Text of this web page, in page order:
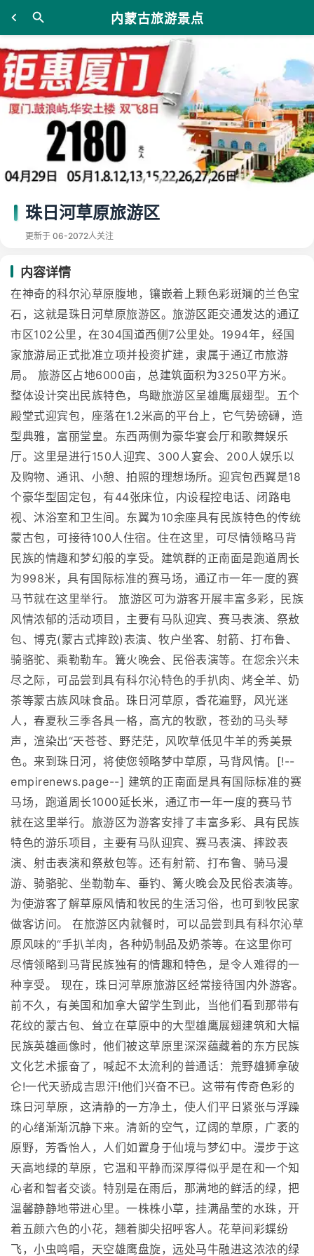
内蒙古旅游景点
珠日河草原旅游区
更新于 06-2072人关注
内容详情
在神奇的科尔沁草原腹地，镶嵌着上颗色彩斑斓的兰色宝
石，这就是珠日河草原旅游区。旅游区距交通发达的通辽
市区102公里，在304国道西侧7公里处。1994年，经国
家旅游局正式批准立项并投资扩建，隶属于通辽市旅游
局。 旅游区占地6000亩，总建筑面积为3250平方米。
整体设计突出民族特色，鸟瞰旅游区呈雄鹰展翅型。五个
殿堂式迎宾包，座落在1.2米高的平台上，它气势磅礴，造
型典雅，富丽堂皇。东西两侧为豪华宴会厅和歌舞娱乐
厅。这里是进行150人迎宾、300人宴会、200人娱乐以
及购物、通讯、小憩、拍照的理想场所。迎宾包西翼是18
个豪华型固定包，有44张床位，内设程控电话、闭路电
视、沐浴室和卫生间。东翼为10余座具有民族特色的传统
蒙古包，可接待100人住宿。住在这里，可尽情领略马背
民族的情趣和梦幻般的享受。建筑群的正南面是跑道周长
为998米，具有国际标准的赛马场，通辽市一年一度的赛
马节就在这里举行。 旅游区可为游客开展丰富多彩，民族
风情浓郁的活动项目，主要有马队迎宾、赛马表演、祭敖
包、博克(蒙古式摔跤)表演、牧户坐客、射箭、打布鲁、
骑骆驼、乘勒勒车。篝火晚会、民俗表演等。在您余兴未
尽之际，可品尝到具有科尔沁特色的手扒肉、烤全羊、奶
茶等蒙古族风味食品。珠日河草原，香花遍野，风光迷
人，春夏秋三季各具一格，高亢的牧歌，苍劲的马头琴
声，渲染出“天苍苍、野茫茫，风吹草低见牛羊的秀美景
色。来到珠日河，将使您领略梦中草原，马背风情。[!--
empirenews.page--] 建筑的正南面是具有国际标准的赛
马场，跑道周长1000延长米，通辽市一年一度的赛马节
就在这里举行。旅游区为游客安排了丰富多彩、具有民族
特色的游乐项目，主要有马队迎宾、赛马表演、摔跤表
演、射击表演和祭敖包等。还有射箭、打布鲁、骑马漫
游、骑骆驼、坐勒勒车、垂钓、篝火晚会及民俗表演等。
为使游客了解草原风情和牧民的生活习俗，也可到牧民家
做客访问。 在旅游区内就餐时，可以品尝到具有科尔沁草
原风味的“手扒羊肉，各种奶制品及奶茶等。在这里你可
尽情领略到马背民族独有的情趣和特色，是令人难得的一
种享受。 现在，珠日河草原旅游区经常接待国内外游客。
前不久，有美国和加拿大留学生到此，当他们看到那带有
花纹的蒙古包、耸立在草原中的大型雄鹰展翅建筑和大幅
民族英雄画像时，他们被这草原里深深蕴藏着的东方民族
文化艺术振奋了，喊起不太流利的普通话：荒野雄狮拿破
仑!一代天骄成吉思汗!他们兴奋不已。这带有传奇色彩的
珠日河草原，这清静的一方净土，使人们平日紧张与浮躁
的心绪渐渐沉静下来。清新的空气，辽阔的草原，广袤的
原野，芳香怡人，人们如置身于仙境与梦幻中。漫步于这
天高地绿的草原，它温和平静而深厚得似乎是在和一个知
心者和智者交谈。特别是在雨后，那满地的鲜活的绿，把
温馨静静地带进心里。一株株小草，挂满晶莹的水珠，开
着五颜六色的小花，翘着脚尖招呼客人。花草间彩蝶纷
飞，小虫鸣唱，天空雄鹰盘旋，远处马牛融进这浓浓的绿